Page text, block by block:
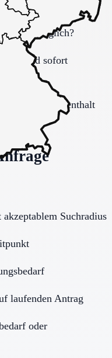
möglich?
sind sofort
Aufenthalt
Suchradius
laufenden Antrag
oder